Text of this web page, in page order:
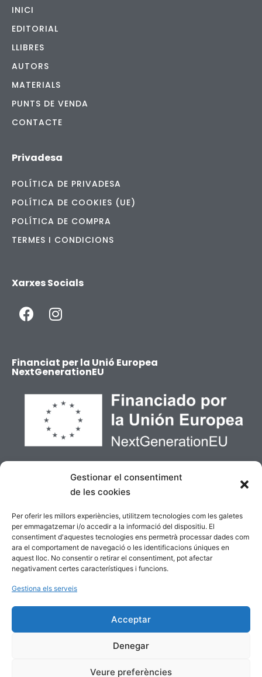
Gestionar el consentiment
de les cookies
Per oferir les millors experiències, utilitzem tecnologies com les galetes
per emmagatzemar i/o accedir a la informació del dispositiu. El
consentiment d'aquestes tecnologies ens permetrà processar dades com
ara el comportament de navegació o les identificacions úniques en
aquest lloc. No consentir o retirar el consentiment, pot afectar
negativament certes característiques i funcions.
Gestiona els serveis
Acceptar
Denegar
Veure preferències
INICI
EDITORIAL
LLIBRES
AUTORS
MATERIALS
PUNTS DE VENDA
CONTACTE
Privadesa
POLÍTICA DE PRIVADESA
POLÍTICA DE COOKIES (UE)
POLÍTICA DE COMPRA
TERMES I CONDICIONS
Xarxes Socials
Financiat per la Unió Europea
NextGenerationEU
© Copyright 2023. Tots els drets reservats a El Rusc